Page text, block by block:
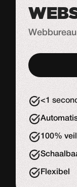
<1
100%
Flexibel